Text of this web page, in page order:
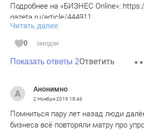
Подробнее на «БИЗНЕС Online»:
gazeta.ru/article/444911
Если привести к общему знаменателю
примерно 63 млн рублей.
Сумма, недостойная полковника
Читать далее
0 эмодзи
Показать ответы 2Ответить
Анонимно
2 Ноября 2019 18:46
Помниться пару лет назад люди
бизнеса всё повторяли матру про